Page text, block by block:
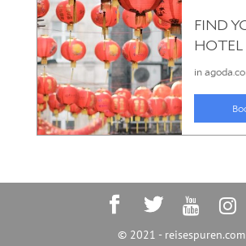
© 2021 - reisespuren.com